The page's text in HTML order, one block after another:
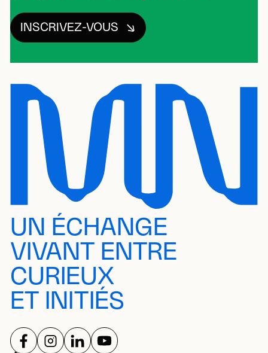
INSCRIVEZ-VOUS
UN ÉCHANGE
VIVANT ENTRE
CURIEUX
ET INITIÉS
SUIVEZ-NOUS SUR
SUIVEZ-NOUS SUR
SUIVEZ-NOUS SUR
SUIVEZ-NOUS SUR